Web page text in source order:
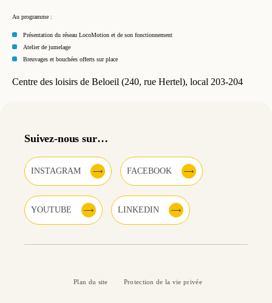
Au programme :
Présentation du réseau LocoMotion et de son fonctionnement
Atelier de jumelage
Breuvages et bouchées offerts sur place
Centre des loisirs de Beloeil (240, rue Hertel), local 203-204
Suivez-nous sur…
INSTAGRAM FACEBOOK
YOUTUBE LINKEDIN
Plan du site Protection de la vie privée